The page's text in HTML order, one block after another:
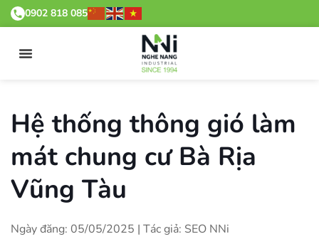
0902 818 085
Hệ thống thông gió làm
mát chung cư Bà Rịa
Vũng Tàu
Ngày đăng: 05/05/2025 | Tác giả: SEO NNi